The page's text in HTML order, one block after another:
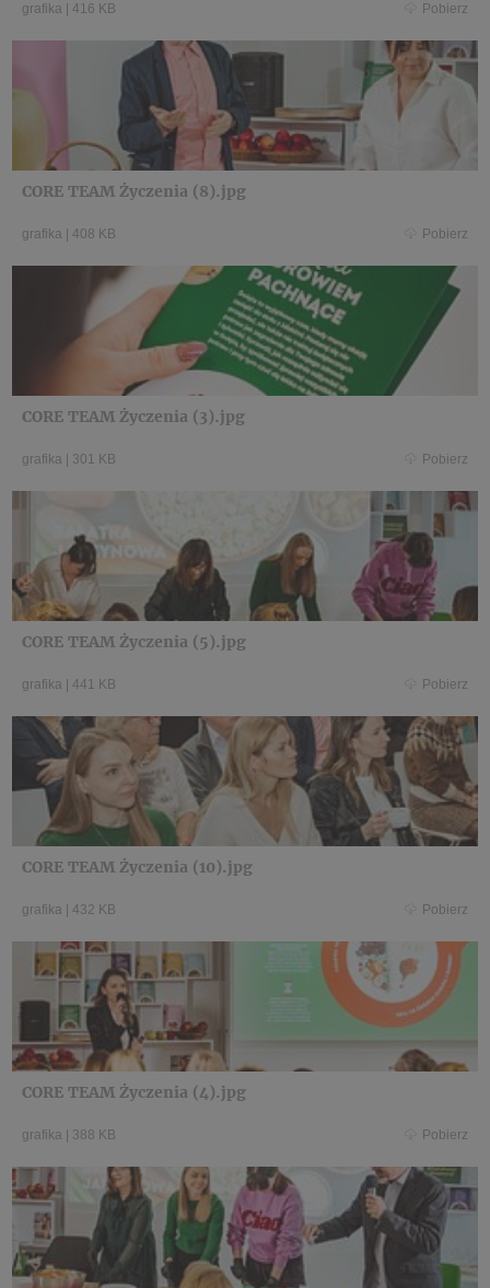
grafika | 416 KB Pobierz
CORE TEAM Życzenia (8).jpg
grafika | 408 KB Pobierz
CORE TEAM Życzenia (3).jpg
grafika | 301 KB Pobierz
CORE TEAM Życzenia (5).jpg
grafika | 441 KB Pobierz
CORE TEAM Życzenia (10).jpg
grafika | 432 KB Pobierz
CORE TEAM Życzenia (4).jpg
grafika | 388 KB Pobierz